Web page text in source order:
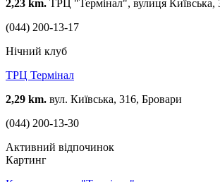
2,23 km. ТРЦ "Термінал", вулиця Київська,
(044) 200-13-17
Нічний клуб
ТРЦ Термінал
2,29 km. вул. Київська, 316, Бровари
(044) 200-13-30
Активний відпочинок
Картинг